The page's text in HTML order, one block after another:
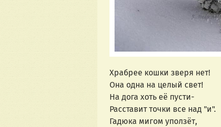
Храбрее кошки зверя нет!
Она одна на целый свет!
На дога хоть еë пусти-
Расставит точки все над "и".
Гадюка мигом уползëт,